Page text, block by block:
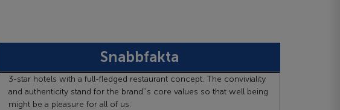
Snabbfakta
3-star hotels with a full-fledged restaurant concept. The conviviality
and authenticity stand for the brand''s core values so that well being
might be a pleasure for all of us.